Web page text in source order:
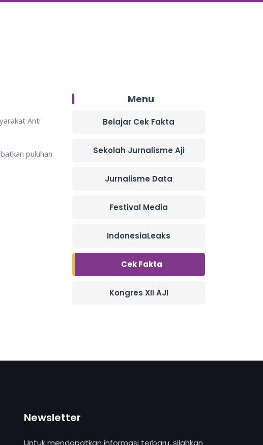
Anti
puluhan
Menu
Belajar Cek Fakta
Sekolah Jurnalisme Aji
Jurnalisme Data
Festival Media
IndonesiaLeaks
Cek Fakta
Kongres XII AJI
Newsletter
Untuk mendapatkan informasi terbaru, silahkan